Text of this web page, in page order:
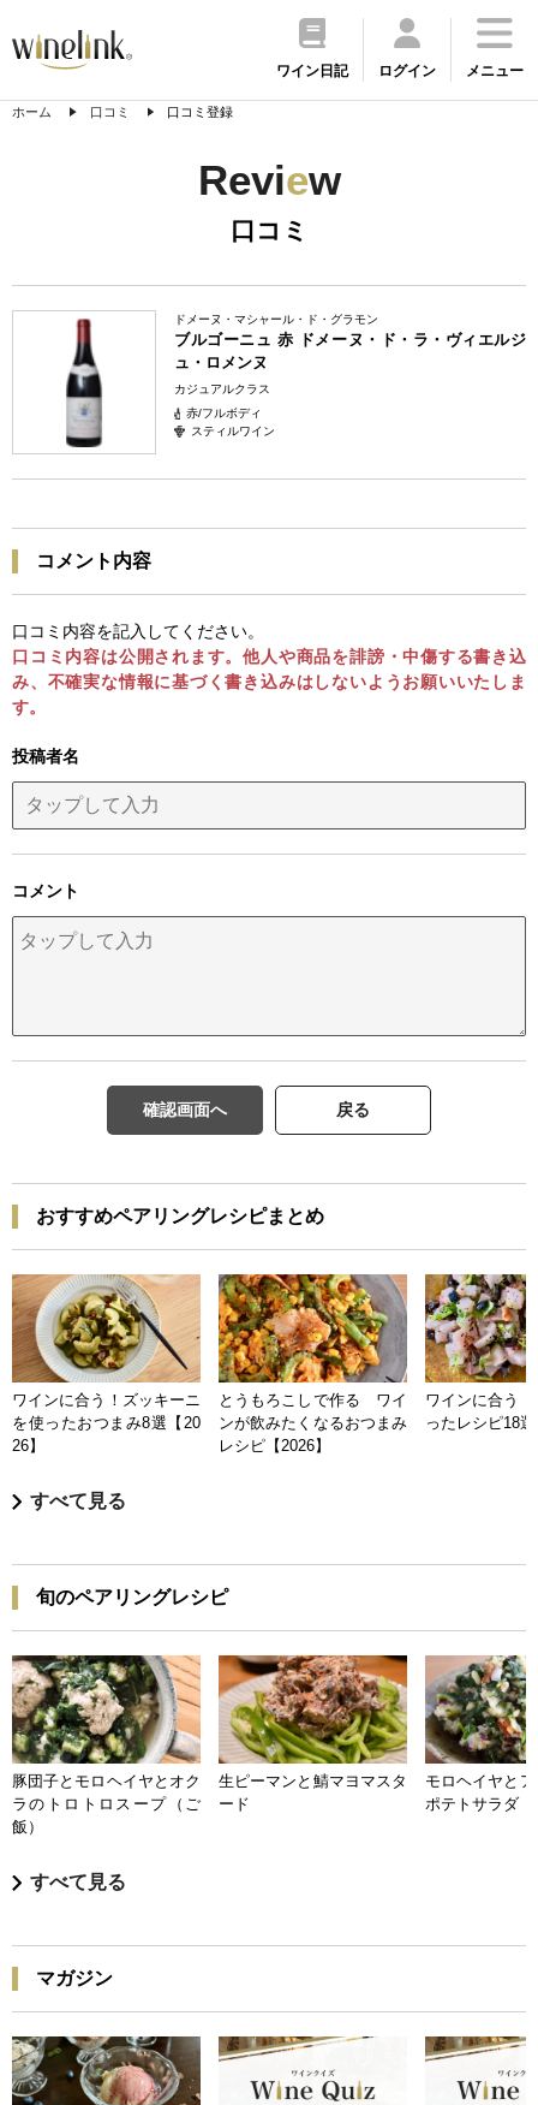
ワイン日記 ログイン メニュー
ホーム 口コミ 口コミ登録
Review
口コミ
ドメーヌ・マシャール・ド・グラモン
ブルゴーニュ 赤 ドメーヌ・ド・ラ・ヴィエルジ
ュ・ロメンヌ
カジュアルクラス
赤/フルボディ
スティルワイン
コメント内容
口コミ内容を記入してください。
口コミ内容は公開されます。他人や商品を誹謗・中傷する書き込
み、不確実な情報に基づく書き込みはしないようお願いいたしま
す。
投稿者名
コメント
確認画面へ 戻る
おすすめペアリングレシピまとめ
ワインに合う！ズッキーニ
を使ったおつまみ8選【20
26】
とうもろこしで作る ワイ
ンが飲みたくなるおつまみ
レシピ【2026】
ワインに合う
ったレシピ18
すべて見る
旬のペアリングレシピ
豚団子とモロヘイヤとオク
ラのトロトロスープ（ご
飯）
生ピーマンと鯖マヨマスタ
ード
モロヘイヤと
ポテトサラダ
すべて見る
マガジン